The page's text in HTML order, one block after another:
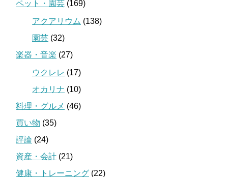
ペット・園芸 (169)
アクアリウム (138)
園芸 (32)
楽器・音楽 (27)
ウクレレ (17)
オカリナ (10)
料理・グルメ (46)
買い物 (35)
評論 (24)
資産・会計 (21)
健康・トレーニング (22)